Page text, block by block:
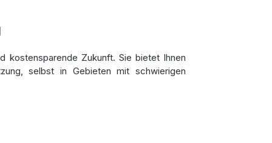
kostensparende Zukunft. Sie bietet Ihnen
selbst in Gebieten mit schwierigen